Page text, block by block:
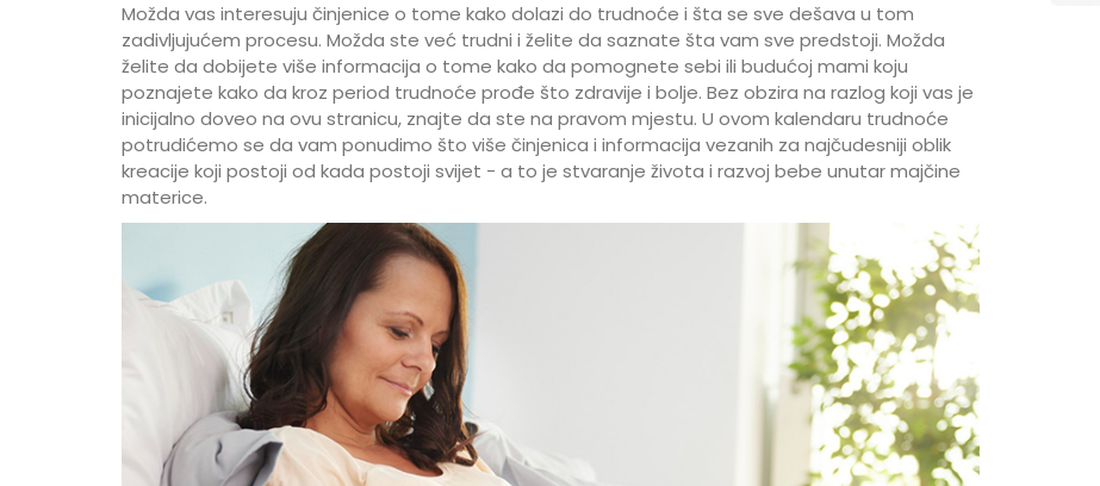
Možda vas interesuju činjenice o tome kako dolazi do trudnoće i šta se sve dešava u tom
zadivljujućem procesu. Možda ste već trudni i želite da saznate šta vam sve predstoji. Možda
želite da dobijete više informacija o tome kako da pomognete sebi ili budućoj mami koju
poznajete kako da kroz period trudnoće prođe što zdravije i bolje. Bez obzira na razlog koji vas je
inicijalno doveo na ovu stranicu, znajte da ste na pravom mjestu. U ovom kalendaru trudnoće
potrudićemo se da vam ponudimo što više činjenica i informacija vezanih za najčudesniji oblik
kreacije koji postoji od kada postoji svijet - a to je stvaranje života i razvoj bebe unutar majčine
materice.